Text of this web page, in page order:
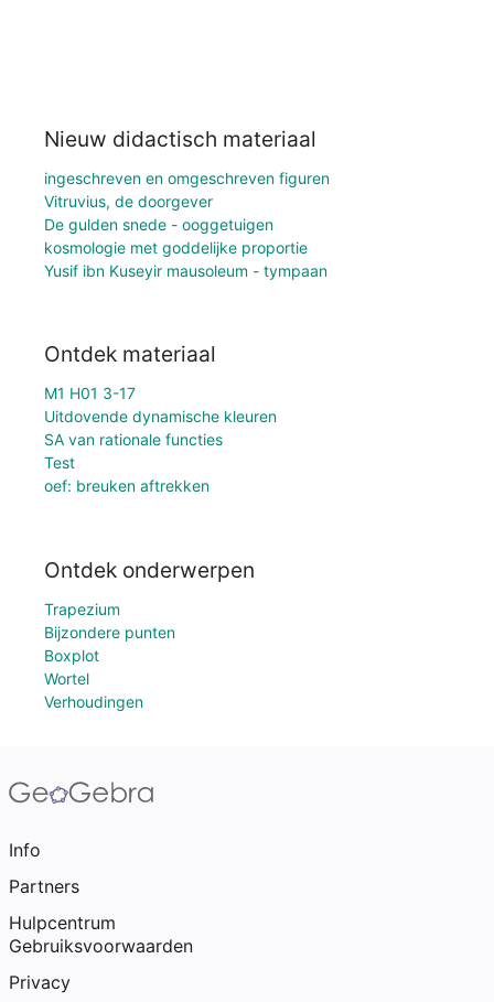
Nieuw didactisch materiaal
ingeschreven en omgeschreven figuren
Vitruvius, de doorgever
De gulden snede - ooggetuigen
kosmologie met goddelijke proportie
Yusif ibn Kuseyir mausoleum - tympaan
Ontdek materiaal
M1 H01 3-17
Uitdovende dynamische kleuren
SA van rationale functies
Test
oef: breuken aftrekken
Ontdek onderwerpen
Trapezium
Bijzondere punten
Boxplot
Wortel
Verhoudingen
Info
Partners
Hulpcentrum
Gebruiksvoorwaarden
Privacy